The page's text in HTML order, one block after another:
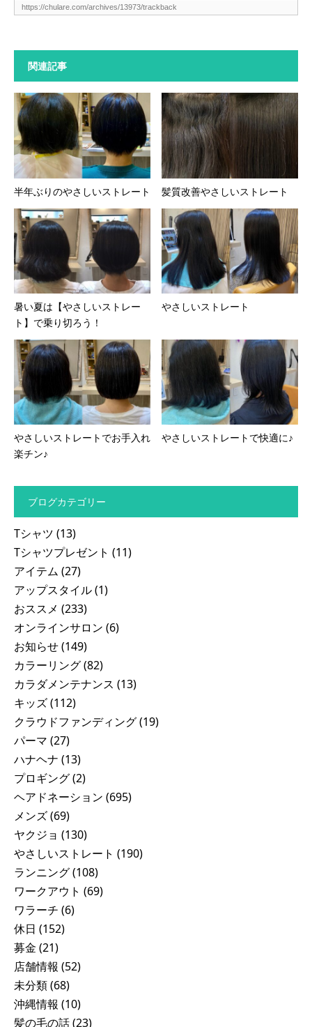
関連記事
半年ぶりのやさしいストレート 髪質改善やさしいストレート
暑い夏は【やさしいストレー
ト】で乗り切ろう！
やさしいストレート
やさしいストレートでお手入れ
楽チン♪
やさしいストレートで快適に♪
ブログカテゴリー
Tシャツ (13)
Tシャツプレゼント (11)
アイテム (27)
アップスタイル(1)
おススメ (233)
オンラインサロン (6)
お知らせ(149)
カラーリング(82)
カラダメンテナンス (13)
キッズ(112)
クラウドファンディング(19)
パーマ (27)
ハナヘナ (13)
プロギング(2)
ヘアドネーション (695)
メンズ(69)
ヤクジョ (130)
やさしいストレート (190)
ランニング(108)
ワークアウト (69)
ワラーチ (6)
休日 (152)
募金 (21)
店舗情報 (52)
未分類(68)
沖縄情報 (10)
髪の毛の話(23)